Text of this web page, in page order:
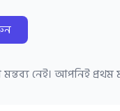
নেই। আপনিই প্রথম